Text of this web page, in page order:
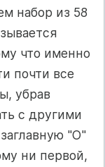
набор из 58
что именно
почти все
убрав
с другими
"О"
ни первой,